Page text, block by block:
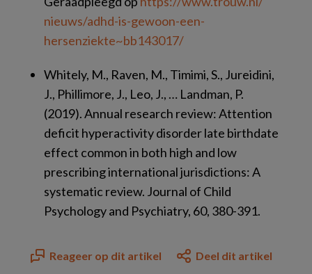
nieuws/​adhd-is-gewoon-een-
hersenziekte~bb1​43017/​
Whitely, M., Raven, M., Timimi, S., Jureidini,
J., Phillimore, J., Leo, J., … Landman, P.
(2019). Annual research review: Attention
deficit hyperactivity disorder late birthdate
effect common in both high and low
prescribing international jurisdictions: A
systematic review. Journal of Child
Psychology and Psychiatry, 60, 380-391.
Reageer op dit artikel Deel dit artikel